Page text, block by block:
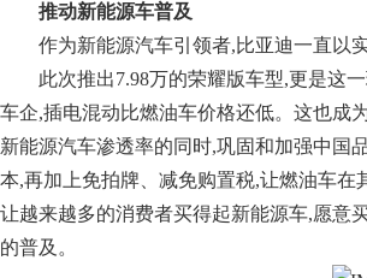
推动新能源车普及
作为新能源汽车引领者,比亚迪一直以
此次推出7.98万的荣耀版车型,更是这
车企,插电混动比燃油车价格还低。这也成
新能源汽车渗透率的同时,巩固和加强中国
本,再加上免拍牌、减免购置税,让燃油车
让越来越多的消费者买得起新能源车,愿意
的普及。